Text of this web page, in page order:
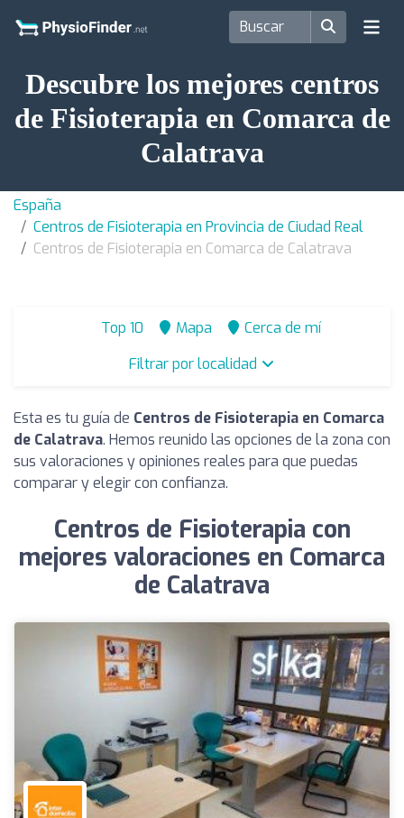
Descubre los mejores centros
de Fisioterapia en Comarca de
Calatrava
España
Centros de Fisioterapia en Provincia de Ciudad Real
Centros de Fisioterapia en Comarca de Calatrava
Top 10 Mapa
Cerca de mí
Filtrar por localidad
Esta es tu guía de Centros de Fisioterapia en Comarca
de Calatrava. Hemos reunido las opciones de la zona con
sus valoraciones y opiniones reales para que puedas
comparar y elegir con confianza.
Centros de Fisioterapia con
mejores valoraciones en Comarca
de Calatrava